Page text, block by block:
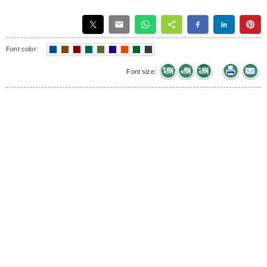
Font color:
Font size: